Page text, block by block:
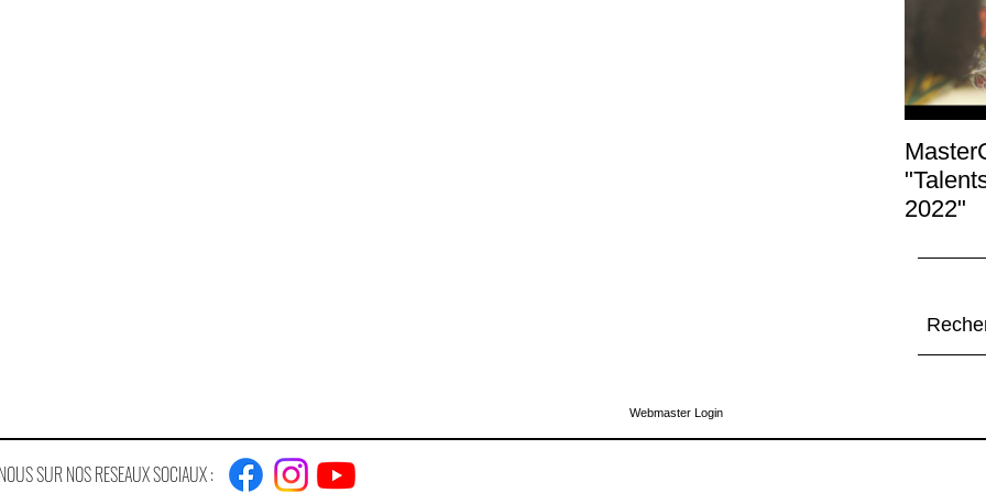
2022"
Webmaster Login
SUR NOS RESEAUX SOCIAUX :